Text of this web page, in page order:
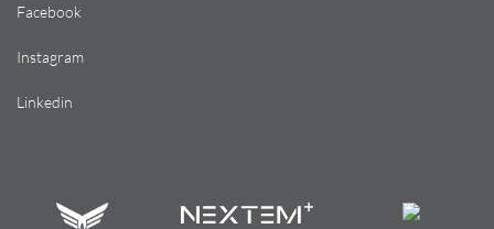
Facebook
Instagram
Linkedin